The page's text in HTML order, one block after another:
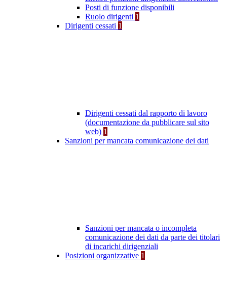
Posti di funzione disponibili
Ruolo dirigenti 1
Dirigenti cessati 1
Dirigenti cessati dal rapporto di lavoro
(documentazione da pubblicare sul sito
web) 1
Sanzioni per mancata comunicazione dei dati
Sanzioni per mancata o incompleta
comunicazione dei dati da parte dei titolari
di incarichi dirigenziali
Posizioni organizzative 1